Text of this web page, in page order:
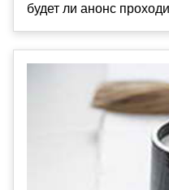
будет ли анонс